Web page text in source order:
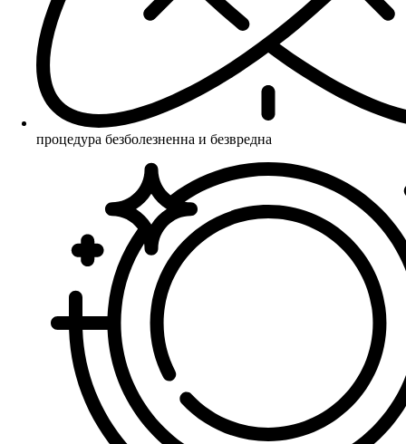
процедура безболезненна и безвредна